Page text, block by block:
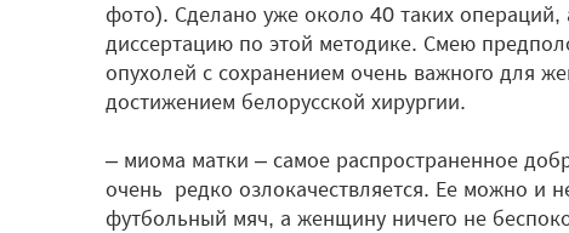
фото). Сделано уже около 40 таких
диссертацию по этой методике. Смею
опухолей с сохранением очень важного для
достижением белорусской хирургии.
– миома матки – самое распространенное
очень редко озлокачествляется. Ее можно и
футбольный мяч, а женщину ничего не